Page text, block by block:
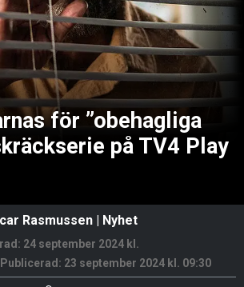
för ”obehagliga
på TV4 Play
Rasmussen Nyhet
24 september 2024 kl.
Publicerad: 23 september 2024 kl. 09:30